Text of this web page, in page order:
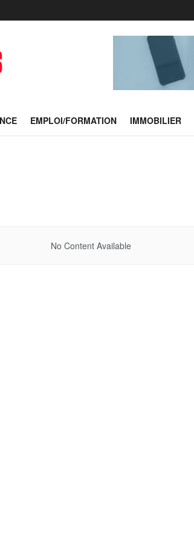
EMPLOI/FORMATION IMMOBILIER
No Content Available